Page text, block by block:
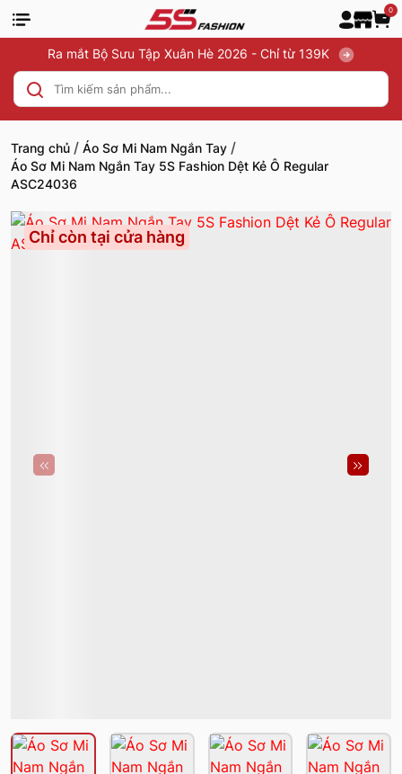
0
Ra mắt Bộ Sưu Tập Xuân Hè 2026 - Chỉ từ 139K
Trang chủ / Áo Sơ Mi Nam Ngắn Tay /
Áo Sơ Mi Nam Ngắn Tay 5S Fashion Dệt Kẻ Ô Regular
ASC24036
Chỉ còn tại cửa hàng